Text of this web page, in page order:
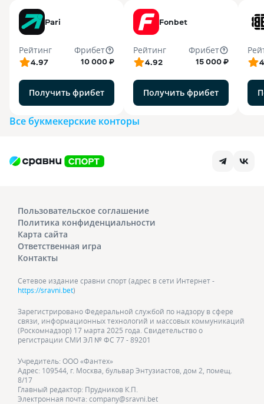
Pari
Рейтинг
4.97
Фрибет
10 000 ₽
Получить фрибет
Fonbet
Рейтинг
4.92
Фрибет
15 000 ₽
Получить фрибет
Все букмекерские конторы
Пользовательское соглашение
Политика конфиденциальности
Карта сайта
Ответственная игра
Контакты
Сетевое издание сравни спорт (адрес в сети Интернет -
https://sravni.bet)
Зарегистрировано Федеральной службой по надзору в сфере
связи, информационных технологий и массовых коммуникаций
(Роскомнадзор) 17 марта 2025 года. Свидетельство о
регистрации СМИ ЭЛ № ФС 77 - 89201
Учредитель: ООО «Фантех»
Адрес: 109544, г. Москва, бульвар Энтузиастов, дом 2, помещ.
8/17
Главный редактор: Прудников К.П.
Электронная почта: company@sravni.bet